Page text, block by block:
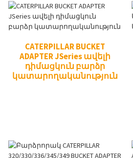
CATERPILLAR BUCKET
ADAPTER JSeries ավելի
դիմացկուն բարձր
կատարողականություն